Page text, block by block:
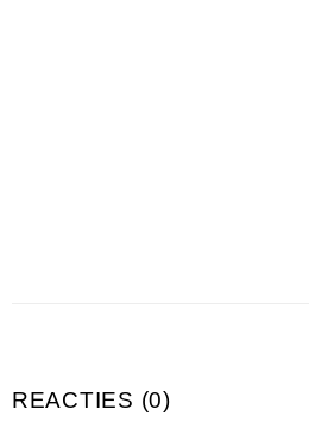
REACTIES (0)